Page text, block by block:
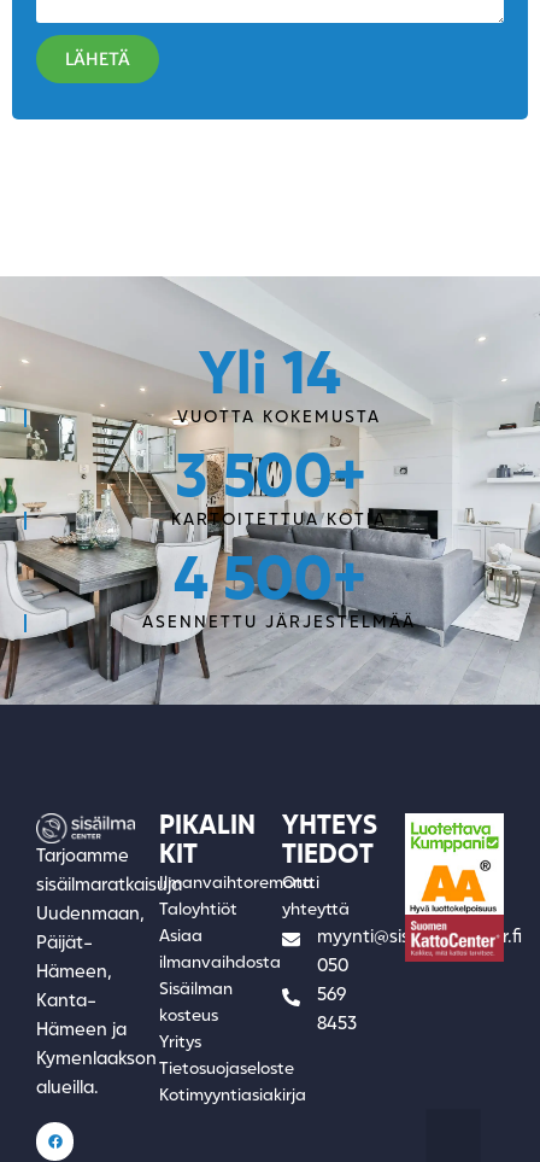
LÄHETÄ
Yli 14
VUOTTA KOKEMUSTA
3 500+
KARTOITETTUA KOTIA
4 500+
ASENNETTU JÄRJESTELMÄÄ
Tarjoamme
sisäilmaratkaisuja
Uudenmaan,
Päijät-
Hämeen,
Kanta-
Hämeen ja
Kymenlaakson
alueilla.
PIKALIN
KIT
Ilmanvaihtoremontti
Taloyhtiöt
Asiaa
ilmanvaihdosta
Sisäilman
kosteus
Yritys
Tietosuojaseloste
Kotimyyntiasiakirja
YHTEYS
TIEDOT
Ota
yhteyttä
myynti@sisailmacenter.fi
050
569
8453